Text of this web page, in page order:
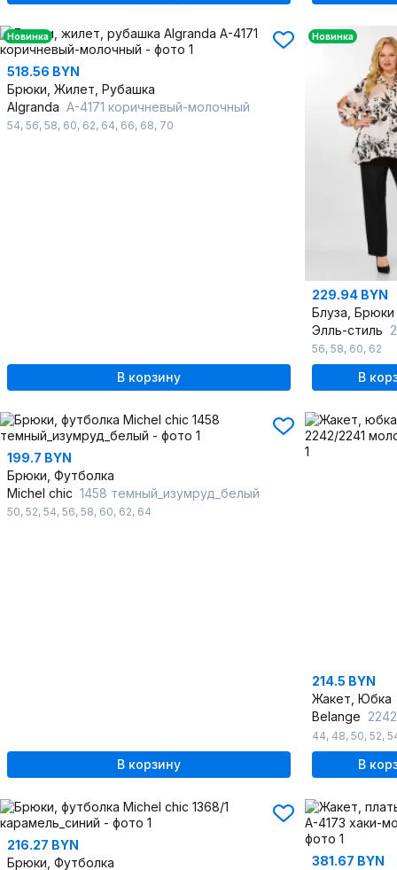
Новинка
518.56 BYN
Брюки, Жилет, Рубашка
Algranda А-4171 коричневый-молочный
54, 56, 58, 60, 62, 64, 66, 68, 70
В корзину
Новинка
229.94 BYN
Блуза, Брюки
Элль-стиль
56, 58, 60, 62
В
199.7 BYN
Брюки, Футболка
Michel chic 1458 темный_изумруд_белый
50, 52, 54, 56, 58, 60, 62, 64
В корзину
214.5 BYN
Жакет, Юбка
Belange 2242/
44, 48, 50, 52,
В
216.27 BYN
Брюки, Футболка
381.67 BYN